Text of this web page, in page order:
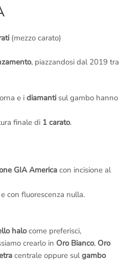
(mezzo carato)
, piazzandosi dal 2019 tra
e i diamanti sul gambo hanno
finale di 1 carato.
GIA America con incisione al
e con fluorescenza nulla.
halocome preferisci,
crearlo in Oro Bianco, Oro
centrale oppure sulgambo